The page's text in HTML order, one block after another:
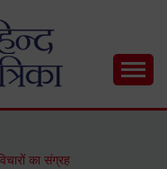
Stories, Hindi
का संग्रह